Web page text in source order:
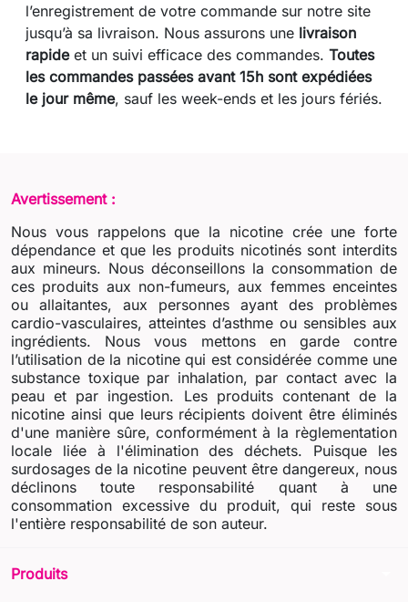
l’enregistrement de votre commande sur notre site
jusqu’à sa livraison. Nous assurons une livraison
rapideet un suivi efficace des commandes. Toutes
les commandes passées avant 15h sont expédiées
le jour même, sauf les week-ends et les jours fériés.
Avertissement :
Nous vous rappelons que la nicotine crée une forte
dépendance et que les produits nicotinés sont interdits
aux mineurs. Nous déconseillons la consommation de
ces produits aux non-fumeurs, aux femmes enceintes
ou allaitantes, aux personnes ayant des problèmes
cardio-vasculaires, atteintes d’asthme ou sensibles aux
ingrédients. Nous vous mettons en garde contre
l’utilisation de la nicotine qui est considérée comme une
substance toxique par inhalation, par contact avec la
peau et par ingestion. Les produits contenant de la
nicotine ainsi que leurs récipients doivent être éliminés
d'une manière sûre, conformément à la règlementation
locale liée à l'élimination des déchets. Puisque les
surdosages de la nicotine peuvent être dangereux, nous
déclinons toute responsabilité quant à une
consommation excessive du produit, qui reste sous
l'entière responsabilité de son auteur.
Produits